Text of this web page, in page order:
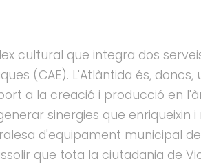
cultural que integra dos
(CAE). L'Atlàntida és,
a la creació i producció en
sinergies que
d'equipament municipal
que tota la ciutadania de